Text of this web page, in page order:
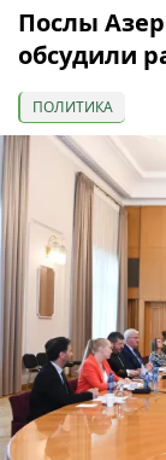
Послы
обсудили
ПОЛИТИКА